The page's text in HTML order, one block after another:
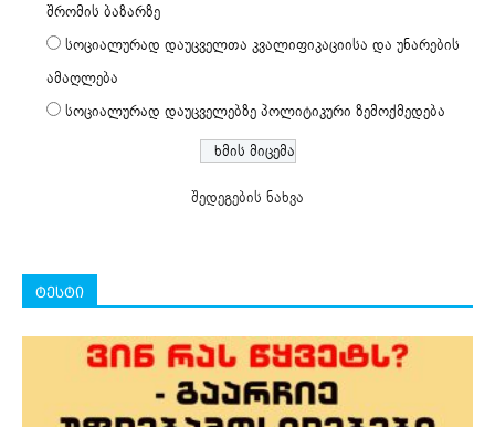
შრომის ბაზარზე
სოციალურად დაუცველთა კვალიფიკაციისა და უნარების
ამაღლება
სოციალურად დაუცველებზე პოლიტიკური ზემოქმედება
შედეგების ნახვა
ტესტი